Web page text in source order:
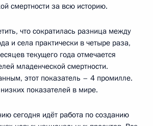
смертности за всю историю.
что сократилась разница между
и села практически в четыре раза,
текущего года отмечается
младенческой смертности.
этот показатель – 4 промилле.
показателей в мире.
сегодня идёт работа по созданию